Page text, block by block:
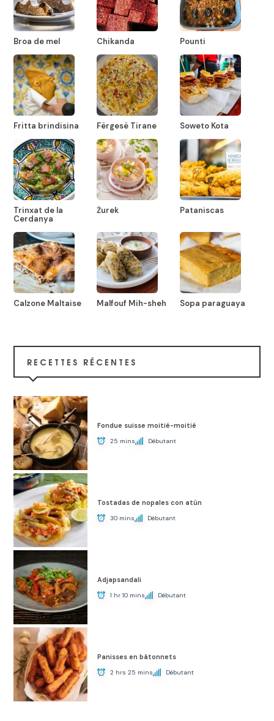
Broa de mel Chikanda Pounti
Fritta brindisina Fërgesë Tirane Soweto Kota
Trinxat de la
Cerdanya
Żurek Pataniscas
Calzone Maltaise Malfouf Mih-sheh Sopa paraguaya
RECETTES RÉCENTES
Fondue suisse moitié-moitié
25 mins Débutant
Tostadas de nopales con atún
30 mins Débutant
Adjapsandali
1 hr 10 mins Débutant
Panisses en bâtonnets
2 hrs 25 mins Débutant